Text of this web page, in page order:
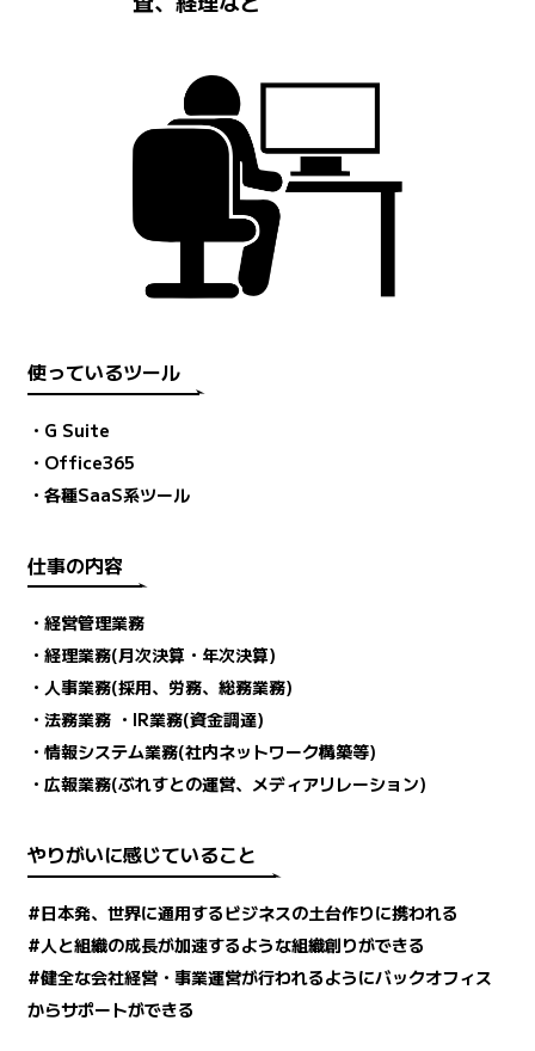
使っているツール
・G Suite
・Office365
・各種SaaS系ツール
仕事の内容
・経営管理業務
・経理業務(月次決算・年次決算)
・人事業務(採用、労務、総務業務)
・法務業務 ・IR業務(資金調達)
・情報システム業務(社内ネットワーク構築等)
・広報業務(ぶれすとの運営、メディアリレーション)
やりがいに感じていること
#日本発、世界に通用するビジネスの土台作りに携われる
#人と組織の成長が加速するような組織創りができる
#健全な会社経営・事業運営が行われるようにバックオフィス
からサポートができる